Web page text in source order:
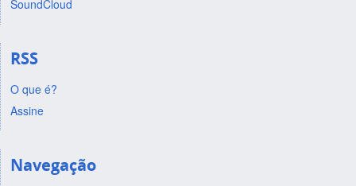
SoundCloud
RSS
O que é?
Assine
Navegação